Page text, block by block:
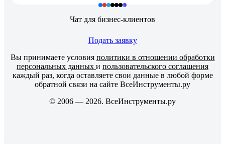
Чат для бизнес-клиентов
Подать заявку
Вы принимаете условия политики в отношении обработки
персональных данных и пользовательского соглашения
каждый раз, когда оставляете свои данные в любой форме
обратной связи на сайте ВсеИнструменты.ру
© 2006 — 2026. ВсеИнструменты.ру